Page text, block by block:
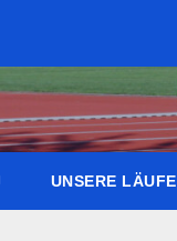
UNSERE LÄUFE